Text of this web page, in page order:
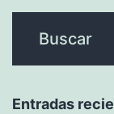
Entradas